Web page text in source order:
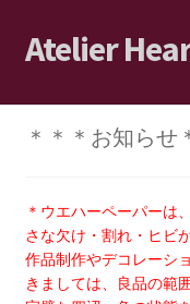
ナ
ビ
ン
へ
ス
キ
コ
ン
ス
キ
ッ
プ
Atelier
ホーム
カート
ログイン/マイアカ
＊＊＊お知らせ
＊ウエハーペーパーは
さな欠け・割れ・ヒビ
作品制作やデコレーシ
きましては、良品の範